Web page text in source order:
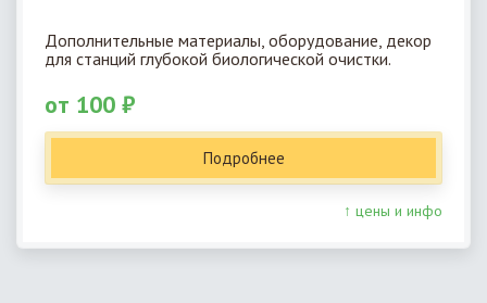
Дополнительные материалы, оборудование, декор
для станций глубокой биологической очистки.
от 100 ₽
Подробнее
↑ цены и инфо